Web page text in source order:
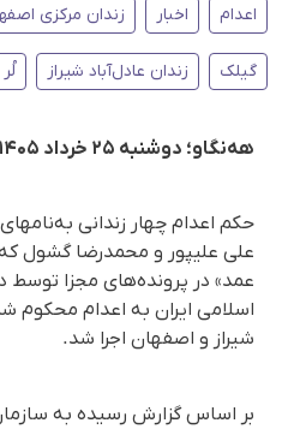
اعدام اخبار زندان مرکزی
گیلک زندان عادل‌آباد شیراز لُر
هه‌نگاو؛ دوشنبه ۲۵ خرداد ۱۴۰۵
حکم اعدام چهار زندانی
علی علیپور و محمدرضا گشول
عمد» در پرونده‌های مجزا
اسلامی ایران به اعدام محکوم
شیراز و اصفهان اجرا شد.
بر اساس گزارش رسیده به